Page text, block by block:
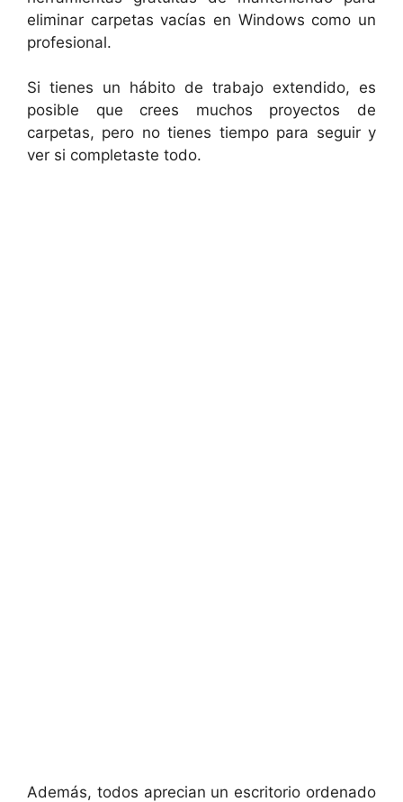
eliminar carpetas vacías en Windows como un
profesional.
Si tienes un hábito de trabajo extendido, es
posible que crees muchos proyectos de
carpetas, pero no tienes tiempo para seguir y
ver si completaste todo.
Además, todos aprecian un escritorio ordenado